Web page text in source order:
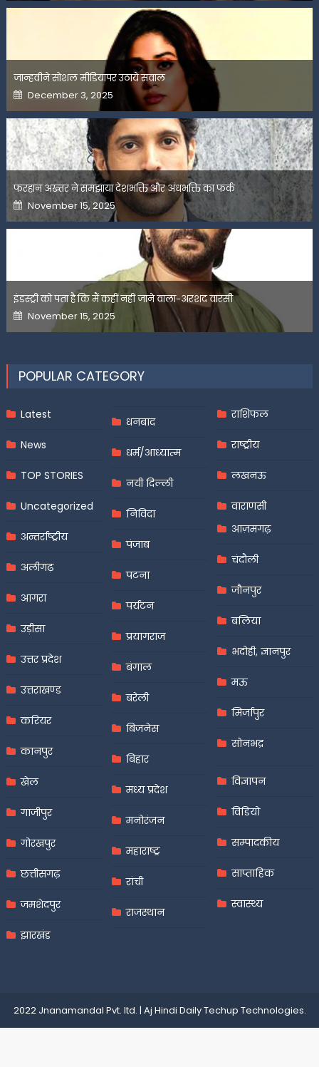
जान्हवीने सोशल मीडियापर उठाये सवाल
Posted
on
December 3, 2025
फरहान अख्तर ने समझाया देशभक्ति और अंधभक्ति का फर्क
Posted
on
November 15, 2025
इंडस्ट्री को पता है कि मैं कहीं नहीं जाने वाला-अरशद वारसी
Posted
on
November 15, 2025
POPULAR CATEGORY
Latest
News
TOP STORIES
Uncategorized
अन्तर्राष्ट्रीय
अलीगढ़
आगरा
उड़ीसा
उत्तर प्रदेश
उत्तराखण्ड
करियर
कानपुर
खेल
गाजीपुर
गोरखपुर
छत्तीसगढ़
जमशेदपुर
झारखंड
धनबाद
धर्म/आध्यात्म
नयी दिल्ली
निविदा
पंजाब
पटना
पर्यटन
प्रयागराज
बंगाल
बरेली
बिजनेस
बिहार
मध्य प्रदेश
मनोरंजन
महाराष्ट्र
रांची
राजस्थान
राशिफल
राष्ट्रीय
लखनऊ
वाराणसी
आज़मगढ़
चंदौली
जौनपुर
बलिया
भदोही, ज्ञानपुर
मऊ
मिर्जापुर
सोनभद्र
विज्ञापन
विडियो
सम्पादकीय
साप्ताहिक
स्वास्थ्य
2022 Jnanamandal Pvt. ltd. | Aj Hindi DailyTechup Technologies.